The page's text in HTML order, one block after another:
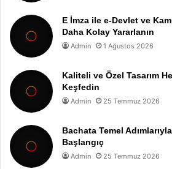
E İmza ile e-Devlet ve
Daha Kolay Yararlanın
Admin 1 Ağustos 2026
Kaliteli ve Özel Tasarım
Keşfedin
Admin 25 Temmuz 2026
Bachata Temel
Başlangıç
Admin 25 Temmuz 2026